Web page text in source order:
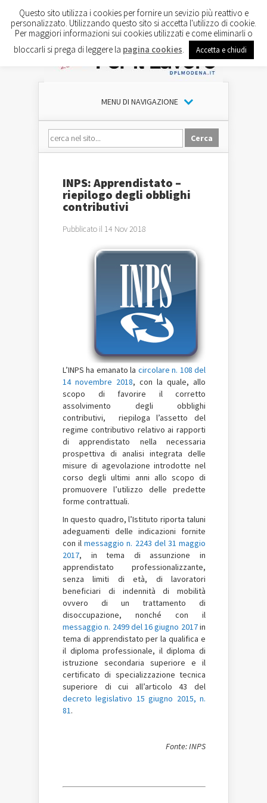
MENU DI NAVIGAZIONE
INPS: Apprendistato –
riepilogo degli obblighi
contributivi
Pubblicato il 14 Nov 2018
L’INPS ha emanato la circolare n. 108 del
14 novembre 2018, con la quale, allo
scopo di favorire il corretto
assolvimento degli obblighi
contributivi, riepiloga l’assetto del
regime contributivo relativo ai rapporti
di apprendistato nella necessaria
prospettiva di analisi integrata delle
misure di agevolazione introdotte nel
corso degli ultimi anni allo scopo di
promuovere l’utilizzo delle predette
forme contrattuali.
In questo quadro, l’Istituto riporta taluni
adeguamenti delle indicazioni fornite
con ilmessaggio n. 2243 del 31 maggio
2017, in tema di assunzione in
apprendistato professionalizzante,
senza limiti di età, di lavoratori
beneficiari di indennità di mobilità
ovvero di un trattamento di
disoccupazione, nonché con il
messaggio n. 2499 del 16 giugno 2017in
tema di apprendistato per la qualifica e
il diploma professionale, il diploma di
istruzione secondaria superiore e il
certificato di specializzazione tecnica
superiore di cui all’articolo 43 del
decreto legislativo 15 giugno 2015, n.
81.
Fonte: INPS
Questo sito utilizza i cookies per fornire un sevizio più reattivo e
personalizzato. Utilizzando questo sito si accetta l'utilizzo di cookie.
Per maggiori informazioni sui cookies utilizzati e come eliminarli o
bloccarli si prega di leggere la pagina cookies Accetta e chiudi